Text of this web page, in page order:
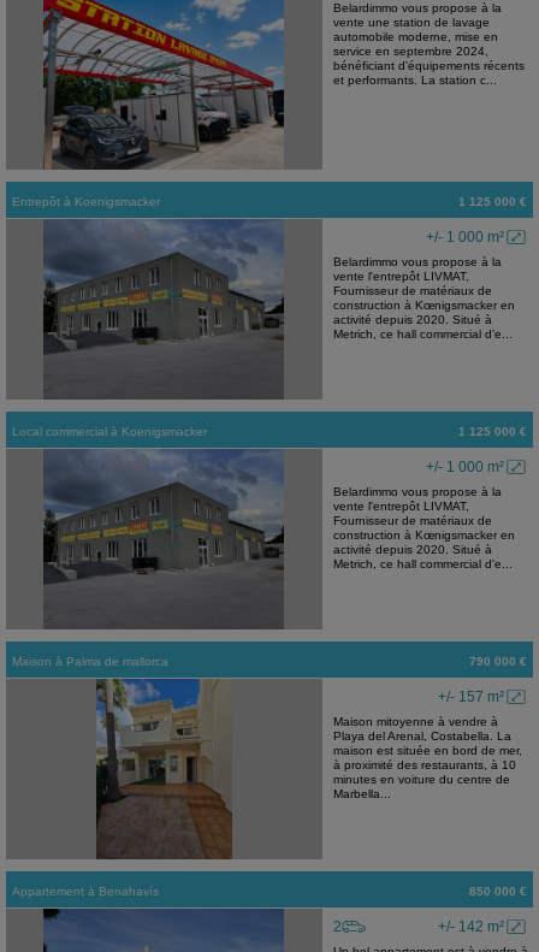
Belardimmo vous propose à la
vente une station de lavage
automobile moderne, mise en
service en septembre 2024,
bénéficiant d'équipements récents
et performants. La station c...
Entrepôt à Koenigsmacker 1 125 000 €
+/- 1 000 m²
Belardimmo vous propose à la
vente l'entrepôt LIVMAT,
Fournisseur de matériaux de
construction à Kœnigsmacker en
activité depuis 2020. Situé à
Metrich, ce hall commercial d'e...
Local commercial à Koenigsmacker 1 125 000 €
+/- 1 000 m²
Belardimmo vous propose à la
vente l'entrepôt LIVMAT,
Fournisseur de matériaux de
construction à Kœnigsmacker en
activité depuis 2020. Situé à
Metrich, ce hall commercial d'e...
Maison à Palma de mallorca 790 000 €
+/- 157 m²
Maison mitoyenne à vendre à
Playa del Arenal, Costabella. La
maison est située en bord de mer,
à proximité des restaurants, à 10
minutes en voiture du centre de
Marbella...
Appartement à Benahavís 850 000 €
+/- 142 m²
2